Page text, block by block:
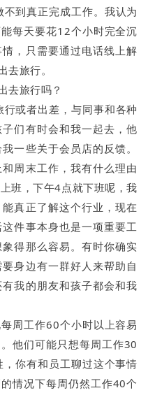
到真正完成工作。我认为
每天要花12个小时完全沉
，只需要通过电话线上解
旅行。
去旅行吗？
或者出差，与同事和各种
们有时会和我一起去，他
一些关于会员店的反馈。
周末工作，我有什么理由
班，下午4点就下班呢，我
真正了解这个行业，现在
件事本身也是一项重要工
得那么容易。有时你确实
身边有一群好人来帮助自
我的朋友和孩子都会和我
周工作60个小时以上容易
他们可能只想每周工作30
你有和员工聊过这个事情
情况下每周仍然工作40个